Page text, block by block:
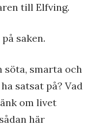
till Elfving.
saken.
smarta och
satsat på? Vad
om livet
här